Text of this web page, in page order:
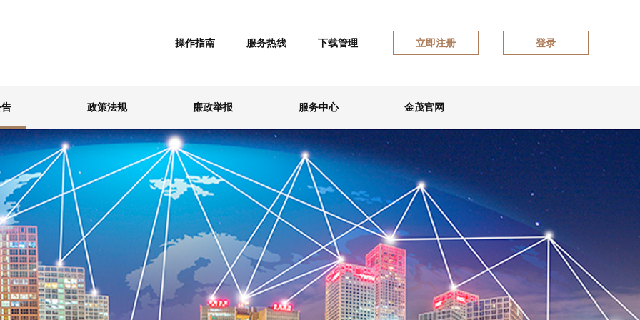
操作指南 服务热线 下载管理 立即注册 登录
政策法规 廉政举报 服务中心 金茂官网